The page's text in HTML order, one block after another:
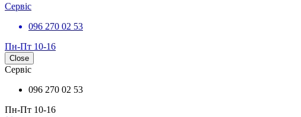
Сервіс
096 270 02 53
Пн-Пт 10-16
Close
Сервіс
096 270 02 53
Пн-Пт 10-16